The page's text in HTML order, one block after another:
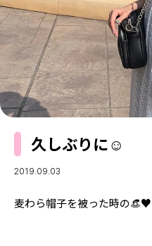
おでかけ
お悩み相談
MODEL'S BLOG
TikTok
Instagram
YouTube
FORTUNE
ゲッターズ飯田
MISS SEVENTEEN
バックナンバー
久しぶりに☺︎
2019.09.03
麦わら帽子を被った時の👒♥︎